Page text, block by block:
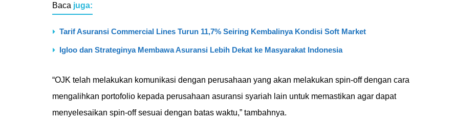
Baca juga:
Tarif Asuransi Commercial Lines Turun 11,7% Seiring Kembalinya Kondisi Soft Market
Igloo dan Strateginya Membawa Asuransi Lebih Dekat ke Masyarakat Indonesia
“OJK telah melakukan komunikasi dengan perusahaan yang akan melakukan spin-off dengan cara
mengalihkan portofolio kepada perusahaan asuransi syariah lain untuk memastikan agar dapat
menyelesaikan spin-off sesuai dengan batas waktu,” tambahnya.